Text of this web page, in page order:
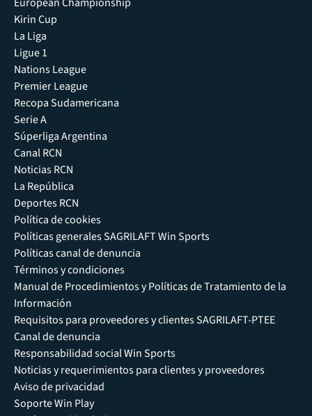
Kirin Cup
La Liga
Ligue 1
Nations League
Premier League
Recopa Sudamericana
Serie A
Súperliga Argentina
Canal RCN
Noticias RCN
La República
Deportes RCN
Política de cookies
Políticas generales SAGRILAFT Win Sports
Políticas canal de denuncia
Términos y condiciones
Manual de Procedimientos y Políticas de Tratamiento de la
Información
Requisitos para proveedores y clientes SAGRILAFT-PTEE
Canal de denuncia
Responsabilidad social Win Sports
Noticias y requerimientos para clientes y proveedores
Aviso de privacidad
Soporte Win Play